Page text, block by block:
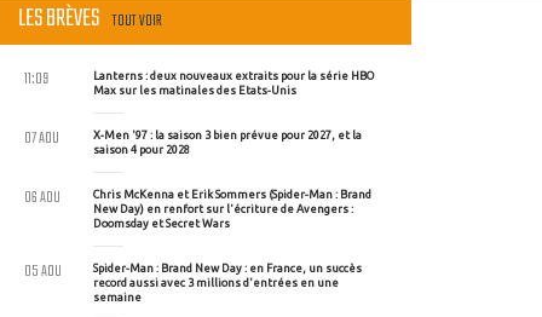
LES BRÈVES TOUT VOIR
Lanterns : deux nouveaux extraits pour la série HBO
Max sur les matinales des Etats-Unis
11:09
X-Men '97 : la saison 3 bien prévue pour 2027, et la
saison 4 pour 2028
07 AOU
Chris McKenna et Erik Sommers (Spider-Man : Brand
New Day) en renfort sur l'écriture de Avengers :
Doomsday et Secret Wars
06 AOU
Spider-Man : Brand New Day : en France, un succès
record aussi avec 3 millions d'entrées en une
semaine
05 AOU